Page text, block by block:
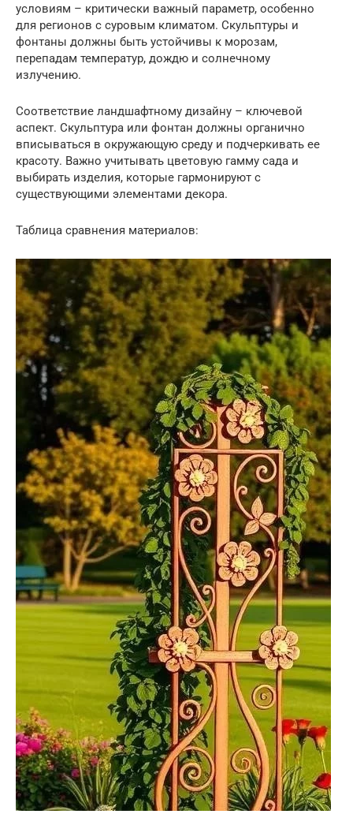
условиям – критически важный параметр, особенно
для регионов с суровым климатом. Скульптуры и
фонтаны должны быть устойчивы к морозам,
перепадам температур, дождю и солнечному
излучению.
Соответствие ландшафтному дизайну – ключевой
аспект. Скульптура или фонтан должны органично
вписываться в окружающую среду и подчеркивать ее
красоту. Важно учитывать цветовую гамму сада и
выбирать изделия, которые гармонируют с
существующими элементами декора.
Таблица сравнения материалов: